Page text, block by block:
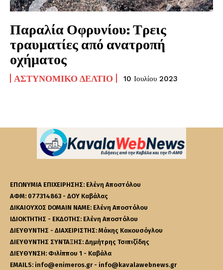
Παραλία Οφρυνίου: Τρεις
τραυματίες από ανατροπή
οχήματος
ΑΣΤΥΝΟΜΙΚΌ ΔΕΛΤΊΟ 10 Ιουλίου 2023
ΕΠΩΝΥΜΙΑ ΕΠΙΧΕΙΡΗΣΗΣ: Ελένη Αποστόλου
ΑΦΜ: 077314863 - ΔΟΥ Καβάλας
ΔΙΚΑΙΟΥΧΟΣ DOMAIN NAME: Ελένη Αποστόλου
ΙΔΙΟΚΤΗΤΗΣ - ΕΚΔΟΤΗΣ: Ελένη Αποστόλου
ΔΙΕΥΘΥΝΤΗΣ - ΔΙΑΧΕΙΡΙΣΤΗΣ: Μάκης Κακουσόγλου
ΔΙΕΥΘΥΝΤΗΣ ΣΥΝΤΑΞΗΣ: Δημήτρης Τσιπιζίδης
ΔΙΕΥΘΥΝΣΗ: Φιλίππου 1 - Καβάλα
EMAILS: info@enimeros.gr - info@kavalawebnews.gr